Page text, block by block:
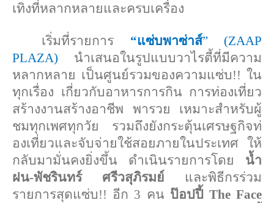
เทิงที่หลากหลายและครบเครื่อง
เริ่มที่รายการ “แซ่บพาซ่าส์”(ZAAP
PLAZA) นำเสนอในรูปแบบวาไรตี้ที่มีความ
หลากหลาย เป็นศูนย์รวมของความแซ่บ!! ใน
ทุกเรื่อง เกี่ยวกับอาหารการกิน การท่องเที่ยว
สร้างงานสร้างอาชีพ พารวย เหมาะสำหรับผู้
ชมทุกเพศทุกวัย รวมถึงยังกระตุ้นเศรษฐกิจท่
องเที่ยวและจับจ่ายใช้สอยภายในประเทศ ให้
กลับมามั่นคงยิ่งขึ้น ดำเนินรายการโดย น้ำ
ฝน-พัชรินทร์ ศรีวสุภิรมย์ และพิธีกรร่วม
รายการสุดแซ่บ!! อีก 3 คน ป๊อปปี้ The Face